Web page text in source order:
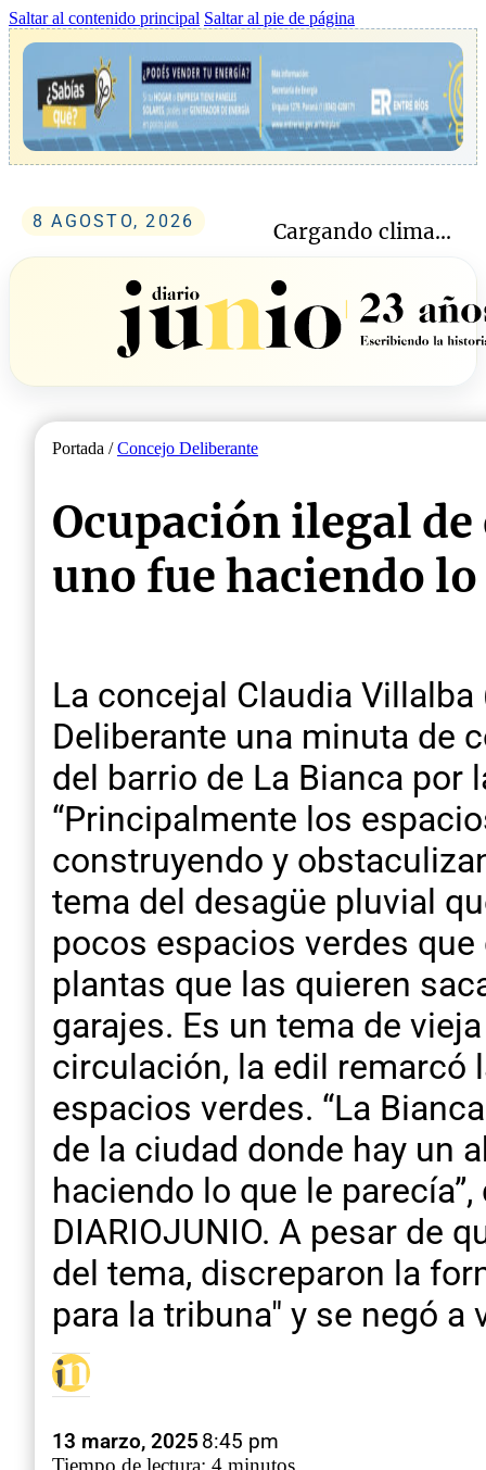
Saltar al contenido principal Saltar al pie de página
8 AGOSTO, 2026 Cargando clima...
Portada /Concejo Deliberante
Ocupación ilegal
uno fue haciendo
La concejal Claudia
Deliberante una minuta de
del barrio de La Bianca
“Principalmente los
construyendo y
tema del desagüe pluvial
pocos espacios verdes
plantas que las quieren
garajes. Es un tema de
circulación, la edil remarcó
espacios verdes. “La
de la ciudad donde hay un
haciendo lo que le
DIARIOJUNIO. A pesar de
del tema, discreparon la
para la tribuna" y se negó
13 marzo, 2025 8:45 pm
Tiempo de lectura: 4 minutos